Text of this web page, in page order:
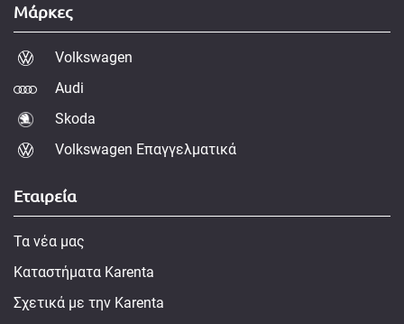
Μάρκες
Volkswagen
Audi
Skoda
Volkswagen Επαγγελματικά
Εταιρεία
Τα νέα μας
Καταστήματα Karenta
Σχετικά με την Karenta